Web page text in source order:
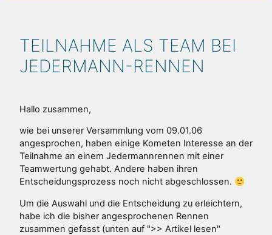
TEILNAHME ALS TEAM BEI
JEDERMANN-RENNEN
Hallo zusammen,
wie bei unserer Versammlung vom 09.01.06
angesprochen, haben einige Kometen Interesse an der
Teilnahme an einem Jedermannrennen mit einer
Teamwertung gehabt. Andere haben ihren
Entscheidungsprozess noch nicht abgeschlossen.
Um die Auswahl und die Entscheidung zu erleichtern,
habe ich die bisher angesprochenen Rennen
zusammen gefasst (unten auf ">> Artikel lesen"